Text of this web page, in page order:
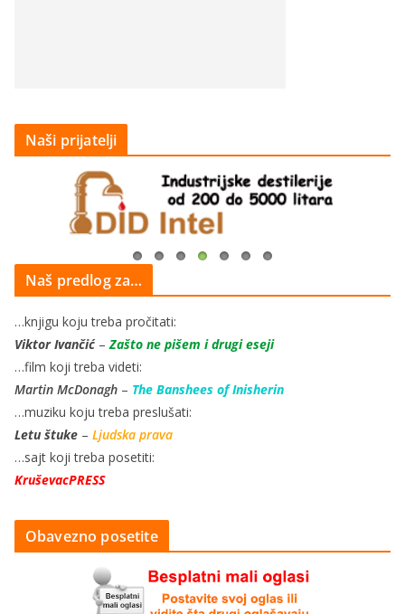
Naši prijatelji
Naš predlog za…
…knjigu koju treba pročitati:
Viktor Ivančić– Zašto ne pišem i drugi eseji
…film koji treba videti:
Martin McDonagh – The Banshees of Inisherin
…muziku koju treba preslušati:
Letu štuke – Ljudska prava
…sajt koji treba posetiti:
KruševacPRESS
Obavezno posetite